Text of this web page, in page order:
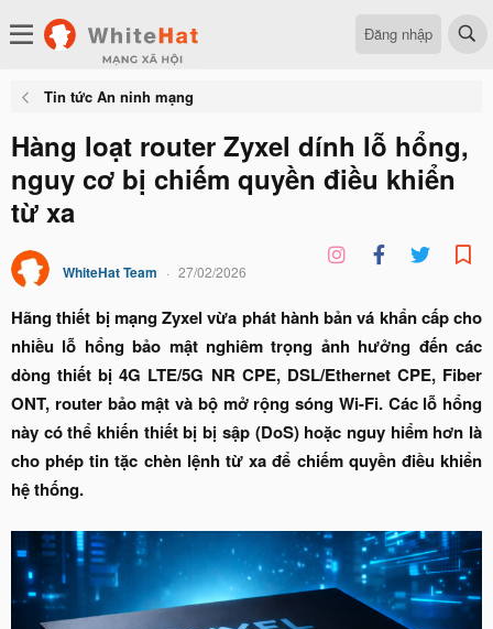
Đăng nhập
Tin tức An ninh mạng
Hàng loạt router Zyxel dính lỗ hổng,
nguy cơ bị chiếm quyền điều khiển
từ xa
WhiteHat Team 27/02/2026
Hãng thiết bị mạng Zyxel vừa phát hành bản vá khẩn cấp cho
nhiều lỗ hổng bảo mật nghiêm trọng ảnh hưởng đến các
dòng thiết bị 4G LTE/5G NR CPE, DSL/Ethernet CPE, Fiber
ONT, router bảo mật và bộ mở rộng sóng Wi-Fi. Các lỗ hổng
này có thể khiến thiết bị bị sập (DoS) hoặc nguy hiểm hơn là
cho phép tin tặc chèn lệnh từ xa để chiếm quyền điều khiển
hệ thống.